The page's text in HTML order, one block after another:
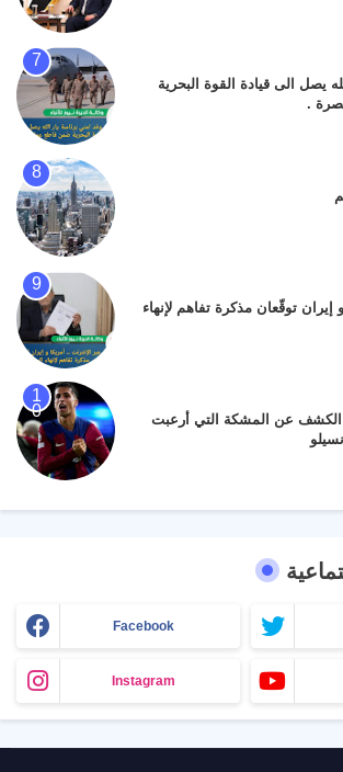
يصل الى قيادة القوة البحرية
.
إيران توقّعان مذكرة تفاهم لإنهاء
عن المشكة التي أرعبت
Facebook
Instagram